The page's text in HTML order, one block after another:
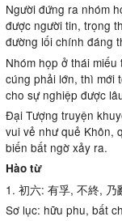
Người đứng ra nhóm
được người tin, trọng
đường lối chính đáng
Nhóm họp ở thái
cúng phải lớn, thì mới
cho sự nghiệp được
Đại Tượng truyện
vui vẻ như quẻ Khôn,
biến bất ngờ xảy ra.
Hào từ
1. 初六: 有孚, 不終, 乃
Sơ lục: hữu phu, bất